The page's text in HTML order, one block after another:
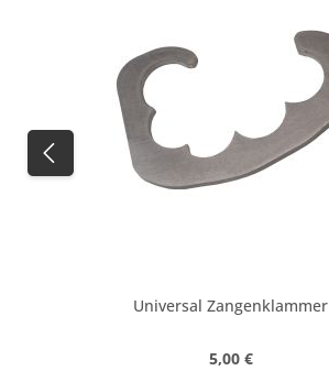
Universal Zangenklammer
Regulärer Preis:
5,00 €